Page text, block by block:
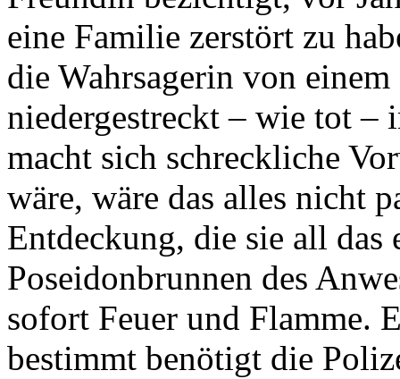
eine Familie zerstört zu
die Wahrsagerin von
niedergestreckt – wie tot –
macht sich schreckliche
wäre, wäre das alles nicht
Entdeckung, die sie all das
Poseidonbrunnen des
sofort Feuer und Flamme.
bestimmt benötigt die